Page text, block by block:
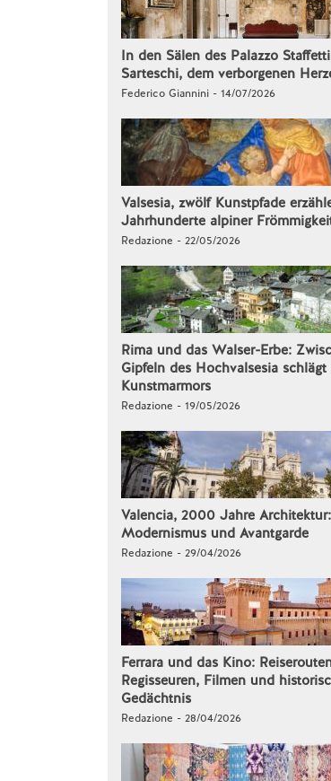
In den Sälen des Palazzo
Sarteschi, dem verborgenen
Federico Giannini - 14/07/2026
Valsesia, zwölf Kunstpfade
Jahrhunderte alpiner
Redazione - 22/05/2026
Rima und das Walser-Erbe:
Gipfeln des Hochvalsesia
Kunstmarmors
Redazione - 19/05/2026
Valencia, 2000 Jahre
Modernismus und Avantgarde
Redazione - 29/04/2026
Ferrara und das Kino:
Regisseuren, Filmen und
Gedächtnis
Redazione - 28/04/2026